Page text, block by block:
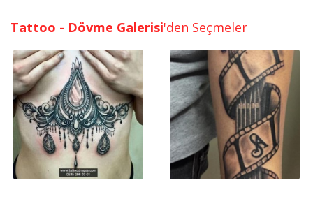
Tattoo - Dövme Galerisi'den Seçmeler